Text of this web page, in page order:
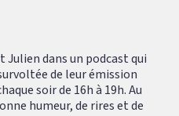
Julien dans un podcast qui
de leur émission
soir de 16h à 19h. Au
humeur, de rires et de